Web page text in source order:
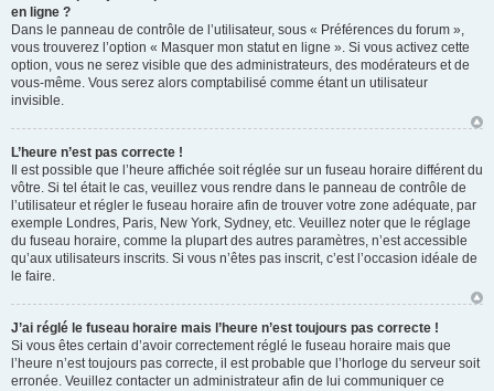
en ligne ?
Dans le panneau de contrôle de l’utilisateur, sous « Préférences du forum »,
vous trouverez l’option « Masquer mon statut en ligne ». Si vous activez cette
option, vous ne serez visible que des administrateurs, des modérateurs et de
vous-même. Vous serez alors comptabilisé comme étant un utilisateur
invisible.
L’heure n’est pas correcte !
Il est possible que l’heure affichée soit réglée sur un fuseau horaire différent du
vôtre. Si tel était le cas, veuillez vous rendre dans le panneau de contrôle de
l’utilisateur et régler le fuseau horaire afin de trouver votre zone adéquate, par
exemple Londres, Paris, New York, Sydney, etc. Veuillez noter que le réglage
du fuseau horaire, comme la plupart des autres paramètres, n’est accessible
qu’aux utilisateurs inscrits. Si vous n’êtes pas inscrit, c’est l’occasion idéale de
le faire.
J’ai réglé le fuseau horaire mais l’heure n’est toujours pas correcte !
Si vous êtes certain d’avoir correctement réglé le fuseau horaire mais que
l’heure n’est toujours pas correcte, il est probable que l’horloge du serveur soit
erronée. Veuillez contacter un administrateur afin de lui communiquer ce